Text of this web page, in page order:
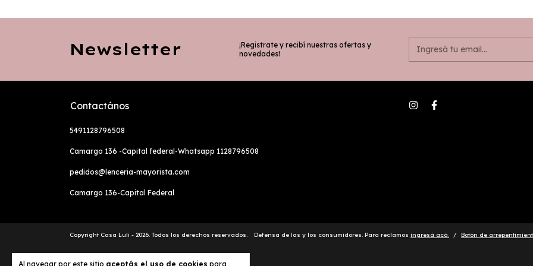
Al navegar por este sitio aceptás el uso de cookies para
Newsletter
¡Registrate y recibí nuestras ofertas y
novedades!
Contactános
5491128796508
Camargo 136 -Capital federal-Whatsapp 1128796508
pedidos@lenceria-mayorista.com
Camargo 136-Capital Federal
Copyright Casa Luli - 2026. Todos los derechos reservados. Defensa de las y los consumidores. Para reclamos ingresá acá. / Botón de